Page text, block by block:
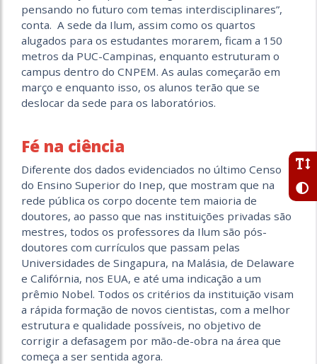
pensando no futuro com temas interdisciplinares”,
conta. A sede da Ilum, assim como os quartos
alugados para os estudantes morarem, ficam a 150
metros da PUC-Campinas, enquanto estruturam o
campus dentro do CNPEM. As aulas começarão em
março e enquanto isso, os alunos terão que se
deslocar da sede para os laboratórios.
Fé na ciência
Diferente dos dados evidenciados no último Censo
do Ensino Superior do Inep, que mostram que na
rede pública os corpo docente tem maioria de
doutores, ao passo que nas instituições privadas são
mestres, todos os professores da Ilum são pós-
doutores com currículos que passam pelas
Universidades de Singapura, na Malásia, de Delaware
e Califórnia, nos EUA, e até uma indicação a um
prêmio Nobel. Todos os critérios da instituição visam
a rápida formação de novos cientistas, com a melhor
estrutura e qualidade possíveis, no objetivo de
corrigir a defasagem por mão-de-obra na área que
começa a ser sentida agora.